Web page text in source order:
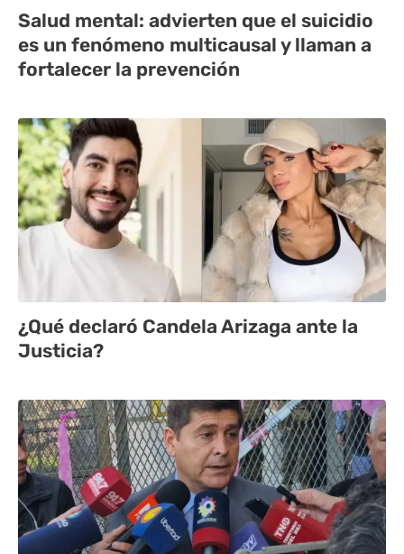
Salud mental: advierten que el suicidio
es un fenómeno multicausal y llaman a
fortalecer la prevención
¿Qué declaró Candela Arizaga ante la
Justicia?